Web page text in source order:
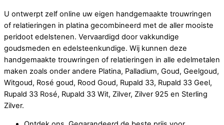
U ontwerpt zelf online uw eigen handgemaakte trouwringen
of relatieringen in platina gecombineerd met de aller mooiste
peridoot edelstenen. Vervaardigd door vakkundige
goudsmeden en edelsteenkundige. Wij kunnen deze
handgemaakte trouwringen of relatieringen in alle edelmetalen
maken zoals onder andere Platina, Palladium, Goud, Geelgoud,
Witgoud, Rosé goud, Rood Goud, Rupald 33, Rupald 33 Geel,
Rupald 33 Rosé, Rupald 33 Wit, Zilver, Zilver 925 en Sterling
Zilver.